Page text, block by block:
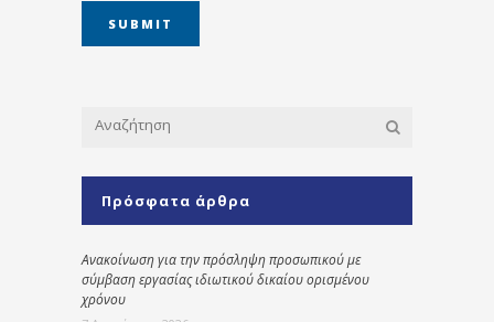
Πρόσφατα άρθρα
Ανακοίνωση για την πρόσληψη προσωπικού με
σύμβαση εργασίας ιδιωτικού δικαίου ορισμένου
χρόνου